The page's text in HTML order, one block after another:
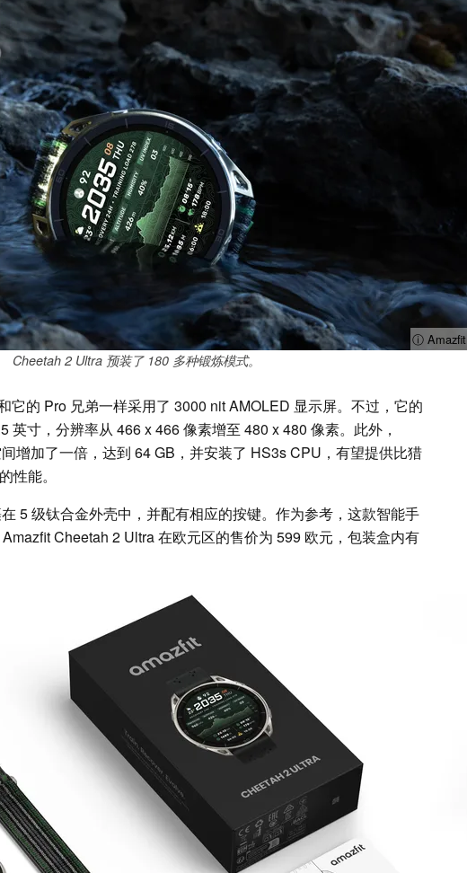
ⓘ Amazfit
Cheetah 2 Ultra 预装了 180 多种锻炼模式。
它的 Pro 兄弟一样采用了 3000 nit AMOLED 显示屏。不过，它的
英寸，分辨率从 466 x 466 像素增至 480 x 480 像素。此外，
增加了一倍，达到 64 GB，并安装了 HS3s CPU，有望提供比猎
性能。
5 级钛合金外壳中，并配有相应的按键。作为参考，这款智能手
Cheetah 2 Ultra 在欧元区的售价为 599 欧元，包装盒内有